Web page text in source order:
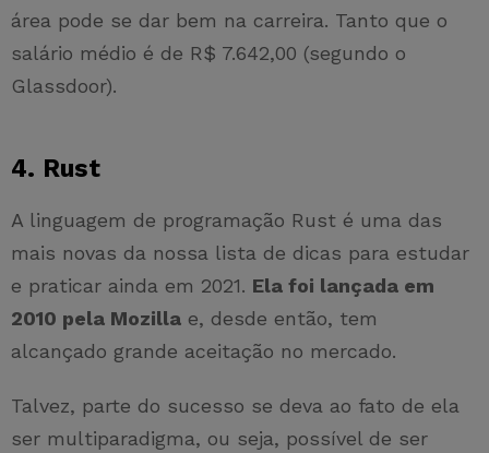
área pode se dar bem na carreira. Tanto que o
salário médio é de R$ 7.642,00 (segundo o
Glassdoor).
4. Rust
A linguagem de programação Rust é uma das
mais novas da nossa lista de dicas para estudar
e praticar ainda em 2021. Ela foi lançada em
2010 pela Mozilla e, desde então, tem
alcançado grande aceitação no mercado.
Talvez, parte do sucesso se deva ao fato de ela
ser multiparadigma, ou seja, possível de ser